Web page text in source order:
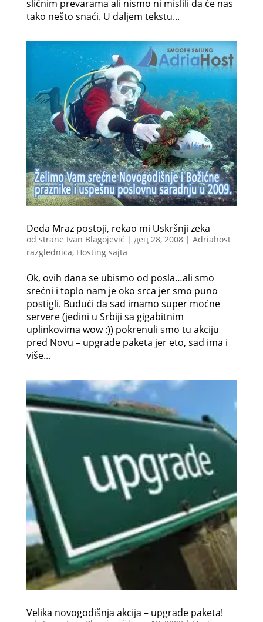
sličnim prevarama ali nismo ni mislili da će nas
tako nešto snaći. U daljem tekstu...
Deda Mraz postoji, rekao mi Uskršnji zeka
od strane Ivan Blagojević | дец 28, 2008| Adriahost
razglednica, Hosting sajta
Ok, ovih dana se ubismo od posla…ali smo
srećni i toplo nam je oko srca jer smo puno
postigli. Budući da sad imamo super moćne
servere (jedini u Srbiji sa gigabitnim
uplinkovima wow :)) pokrenuli smo tu akciju
pred Novu – upgrade paketa jer eto, sad ima i
više...
Velika novogodišnja akcija – upgrade paketa!